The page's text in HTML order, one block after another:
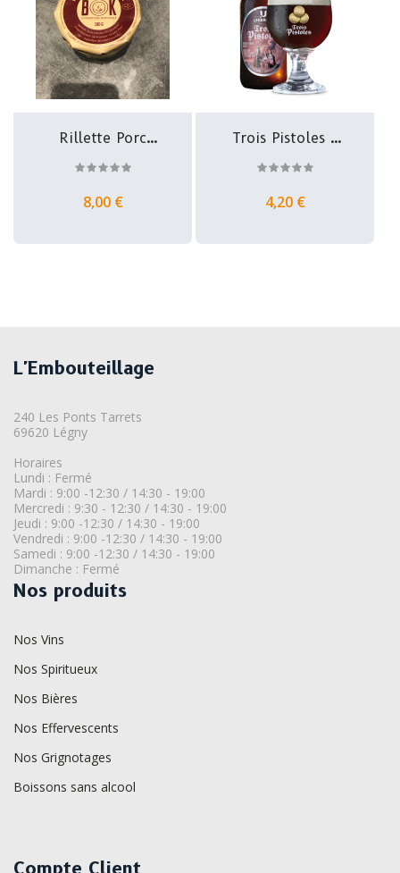
Rillette Porc
8,00 €
Trois Pistoles -
4,20 €
L'Embouteillage
240 Les Ponts Tarrets
69620 Légny
Horaires
Lundi : Fermé
Mardi : 9:00 -12:30 / 14:30 - 19:00
Mercredi : 9:30 - 12:30 / 14:30 - 19:00
Jeudi : 9:00 -12:30 / 14:30 - 19:00
Vendredi : 9:00 -12:30 / 14:30 - 19:00
Samedi : 9:00 -12:30 / 14:30 - 19:00
Dimanche : Fermé
Nos produits
Nos Vins
Nos Spiritueux
Nos Bières
Nos Effervescents
Nos Grignotages
Boissons sans alcool